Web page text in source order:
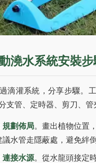
澆水系統安裝
滴灌系統，分享步驟。
支管、定時器、剪刀、管
規劃佈局。畫出植物位置
水管走隱蔽處，避免絆倒
連接水源。從水龍頭接定